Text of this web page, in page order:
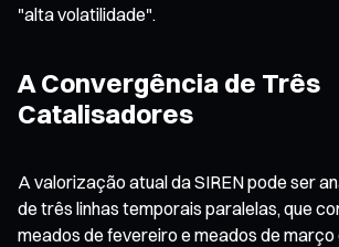
"alta volatilidade".
A Convergência de Três
Catalisadores
A valorização atual da SIREN pode ser
de três linhas temporais paralelas, que
meados de fevereiro e meados de março